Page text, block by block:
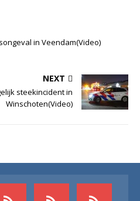
in Veendam(Video)
NEXT
steekincident in
Winschoten(Video)